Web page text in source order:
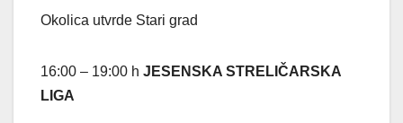
Okolica utvrde Stari grad
16:00 – 19:00 h JESENSKA STRELIČARSKA
LIGA